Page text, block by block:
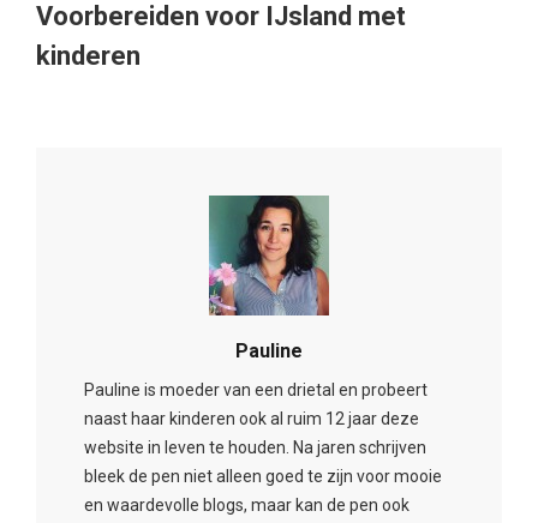
Voorbereiden voor IJsland met
kinderen
Pauline
Pauline is moeder van een drietal en probeert
naast haar kinderen ook al ruim 12 jaar deze
website in leven te houden. Na jaren schrijven
bleek de pen niet alleen goed te zijn voor mooie
en waardevolle blogs, maar kan de pen ook